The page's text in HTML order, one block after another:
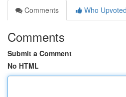
Comments
Who Upvoted
Comments
Submit a Comment
No HTML